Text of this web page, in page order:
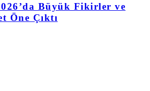
Büyük Fikirler ve
Öne Çıktı